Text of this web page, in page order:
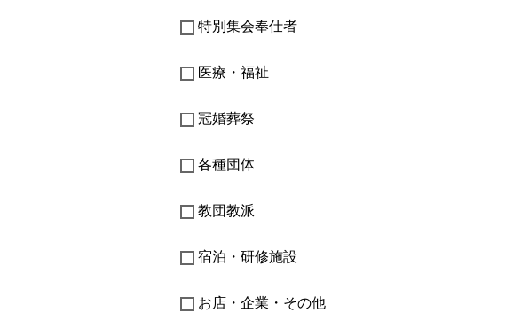
特別集会奉仕者
医療・福祉
冠婚葬祭
各種団体
教団教派
宿泊・研修施設
お店・企業・その他